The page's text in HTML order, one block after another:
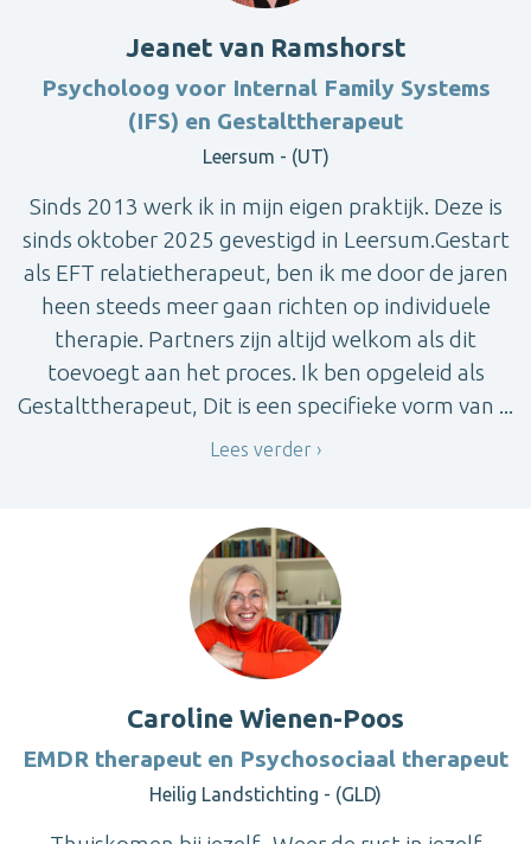
Jeanet van Ramshorst
Psycholoog voor Internal Family Systems
(IFS) en Gestalttherapeut
Leersum - (UT)
Sinds 2013 werk ik in mijn eigen praktijk. Deze is
sinds oktober 2025 gevestigd in Leersum.Gestart
als EFT relatietherapeut, ben ik me door de jaren
heen steeds meer gaan richten op individuele
therapie. Partners zijn altijd welkom als dit
toevoegt aan het proces. Ik ben opgeleid als
Gestalttherapeut, Dit is een specifieke vorm van ...
Lees verder
Caroline Wienen-Poos
EMDR therapeut en Psychosociaal therapeut
Heilig Landstichting - (GLD)